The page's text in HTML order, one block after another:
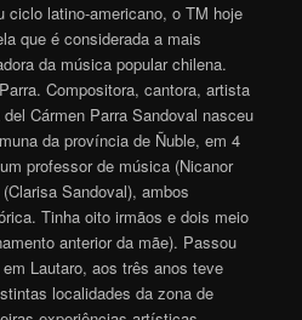
ciclo latino-americano, o TM hoje
que é considerada a mais
da música popular chilena.
Compositora, cantora, artista
Cármen Parra Sandoval nasceu
da província de Ñuble, em 4
professor de música (Nicanor
Sandoval), ambos
Tinha oito irmãos e dois meio
anterior da mãe). Passou
Lautaro, aos três anos teve
localidades da zona de